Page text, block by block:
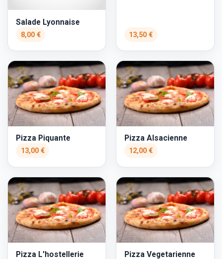
Salade Lyonnaise
8,00 € 13,50 €
Pizza Piquante
13,00 €
Pizza Alsacienne
12,00 €
Pizza L'hostellerie Pizza Vegetarienne